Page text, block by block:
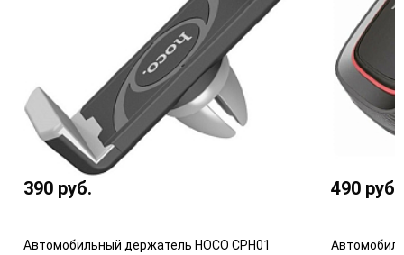
390 руб.
Автомобильный держатель HOCO CPH01
490 руб.